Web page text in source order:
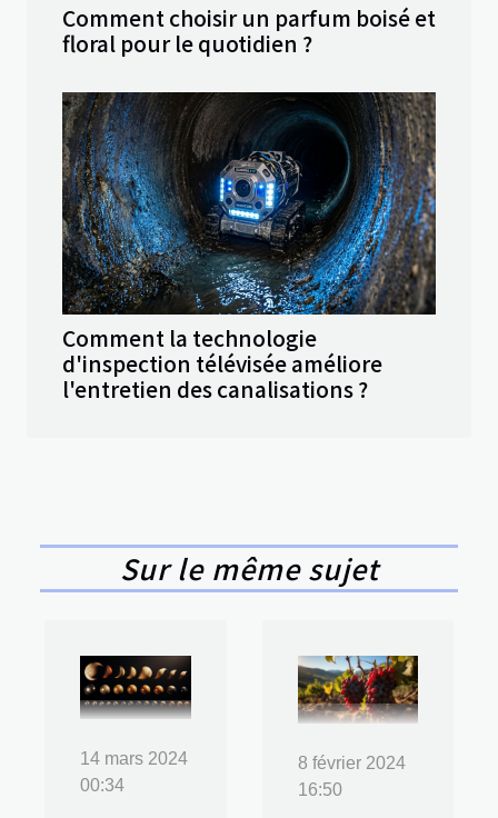
Comment choisir un parfum boisé et
floral pour le quotidien ?
Comment la technologie
d'inspection télévisée améliore
l'entretien des canalisations ?
Sur le même sujet
14 mars 2024
00:34
8 février 2024
16:50